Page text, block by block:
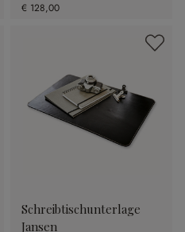
€ 128,00
Schreibtischunterlage
Jansen